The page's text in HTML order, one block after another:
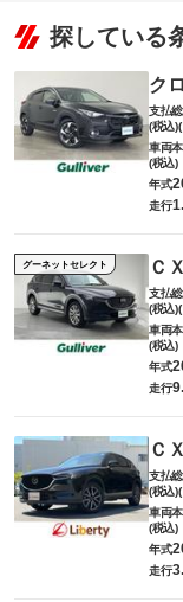
探している
ク
支払
(税込
車両
(税込)
年式
走行
グーネットセレクト Ｃ
支払
(税込
車両
(税込)
年式
走行
Ｃ
支払
(税込
車両
(税込)
年式
走行